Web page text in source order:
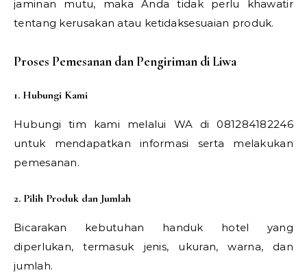
jaminan mutu, maka Anda tidak perlu khawatir
tentang kerusakan atau ketidaksesuaian produk.
Proses Pemesanan dan Pengiriman di Liwa
1. Hubungi Kami
Hubungi tim kami melalui WA di 081284182246
untuk mendapatkan informasi serta melakukan
pemesanan.
2. Pilih Produk dan Jumlah
Bicarakan kebutuhan handuk hotel yang
diperlukan, termasuk jenis, ukuran, warna, dan
jumlah.